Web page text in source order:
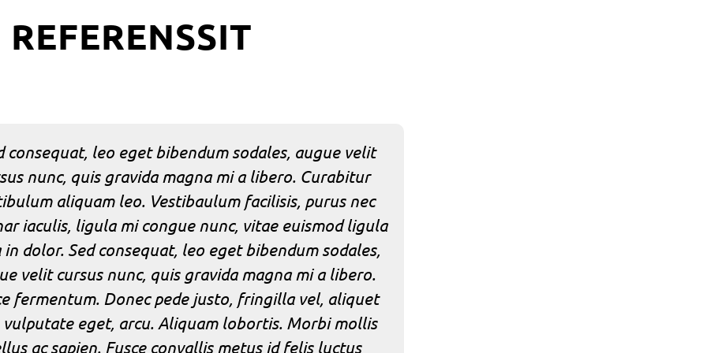
REFERENSSIT
consequat, leo eget bibendum sodales, augue velit
nunc, quis gravida magna mi a libero. Curabitur
aliquam leo. Vestibaulum facilisis, purus nec
iaculis, ligula mi congue nunc, vitae euismod ligula
in dolor. Sed consequat, leo eget bibendum sodales,
velit cursus nunc, quis gravida magna mi a libero.
fermentum. Donec pede justo, fringilla vel, aliquet
vulputate eget, arcu. Aliquam lobortis. Morbi mollis
ac sapien. Fusce convallis metus id felis luctus